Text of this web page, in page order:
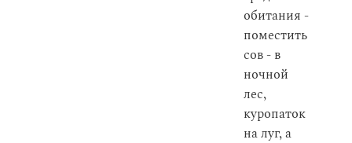
обитания -
поместить
сов - в
ночной
лес,
куропаток
на луг, а